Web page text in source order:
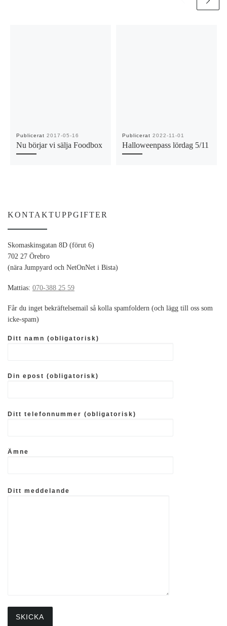
Publicerat 2017-05-16
Nu börjar vi sälja Foodbox
Publicerat 2022-11-01
Halloweenpass lördag 5/11
KONTAKTUPPGIFTER
Skomaskinsgatan 8D (förut 6)
702 27 Örebro
(nära Jumpyard och NetOnNet i Bista)
Mattias: 070-388 25 59
Får du inget bekräftelsemail så kolla spamfoldern (och lägg till oss som
icke-spam)
Ditt namn (obligatorisk)
Din epost (obligatorisk)
Ditt telefonnummer (obligatorisk)
Ämne
Ditt meddelande